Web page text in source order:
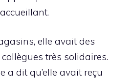
elle avait des
très solidaires.
a dit qu’elle avait reçu